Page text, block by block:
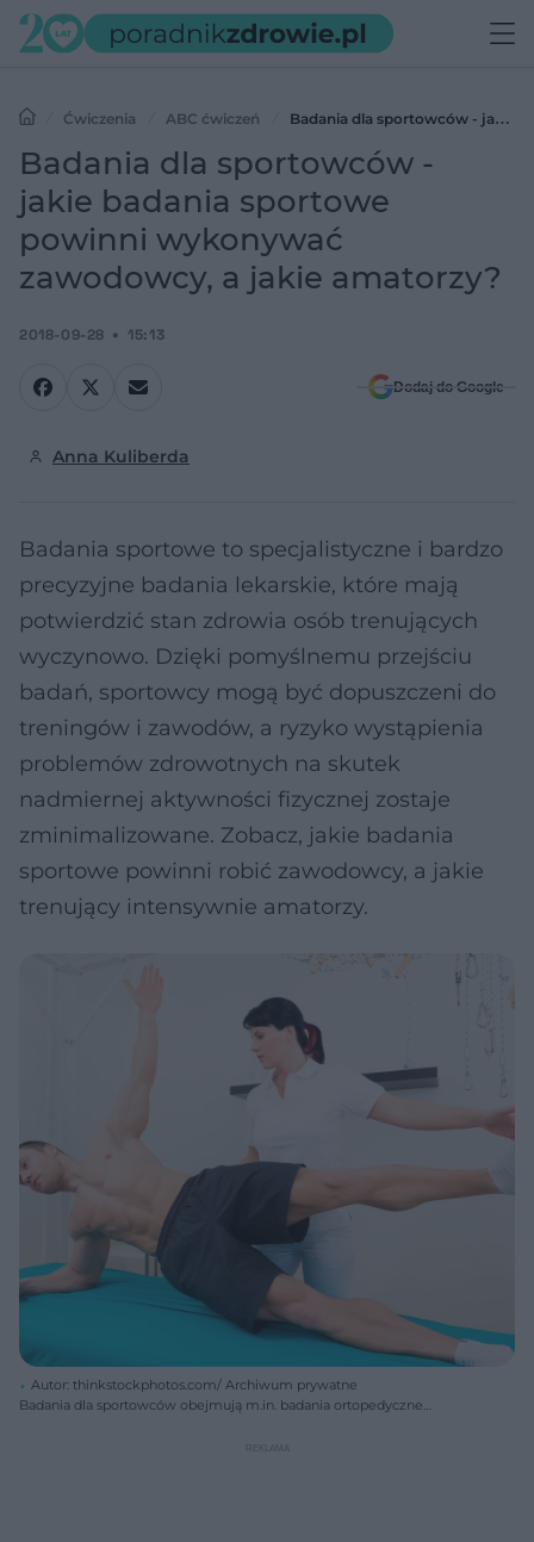
Ćwiczenia ABC ćwiczeń
Badania dla sportowców - jakie
badania sportowe powinni wykonywać zawodowcy, a jakie
Badania dla sportowców -
jakie badania sportowe
powinni wykonywać
zawodowcy, a jakie amatorzy?
2018-09-28 15:13
Dodaj do Google
Anna Kuliberda
Badania sportowe to specjalistyczne i bardzo
precyzyjne badania lekarskie, które mają
potwierdzić stan zdrowia osób trenujących
wyczynowo. Dzięki pomyślnemu przejściu
badań, sportowcy mogą być dopuszczeni do
treningów i zawodów, a ryzyko wystąpienia
problemów zdrowotnych na skutek
nadmiernej aktywności fizycznej zostaje
zminimalizowane. Zobacz, jakie badania
sportowe powinni robić zawodowcy, a jakie
trenujący intensywnie amatorzy.
Autor: thinkstockphotos.com/ Archiwum prywatne
Badania dla sportowców obejmują m.in. badania ortopedyczne